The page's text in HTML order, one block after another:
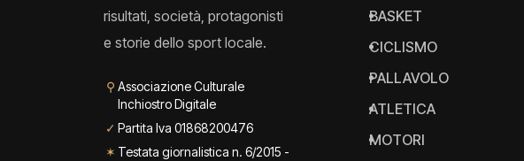
risultati, società, protagonisti
e storie dello sport locale.
⚲ Associazione Culturale
Inchiostro Digitale
✓ Partita Iva 01868200476
✶ Testata giornalistica n. 6/2015 -
BASKET
CICLISMO
PALLAVOLO
ATLETICA
MOTORI